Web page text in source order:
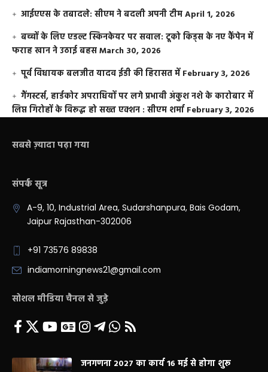
आईएएस के तबादले: सीएम ने बदली अपनी टीमApril 1, 2026
बच्चों के लिए एडल्ट स्किनकेयर पर सवाल: टूको किड्स के नए कैंपेन में
फराह खान ने उठाई बहसMarch 30, 2026
पूर्व विधायक बलजीत यादव ईडी की हिरासत में February 3, 2026
गैंगस्टर्स, हार्डकोर अपराधियों पर लगे प्रभावी अंकुश नशे के कारोबार में
लिप्त गिरोहों के विरूद्ध हो सख्त एक्शन : सीएम शर्मा February 3, 2026
सबसे ज़्यादा पढ़ा गया
संपर्क सूत्र
A-9, 10, Industrial Area, Sudarshanpura, Bais Godam,
Jaipur Rajasthan-302006
+91 73576 89838
indiamorningnews21@gmail.com
सोशल मीडिया चैनल से जुड़े
जनगणना 2027 का कार्य 16 मई से होगा शुरू